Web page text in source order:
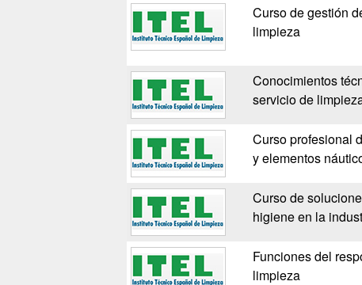
Curso de gestión
limpieza
Conocimientos
servicio de
Curso profesional
y elementos
Curso de
higiene en la
Funciones del
limpieza